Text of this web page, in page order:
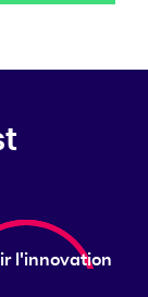
l'innovation